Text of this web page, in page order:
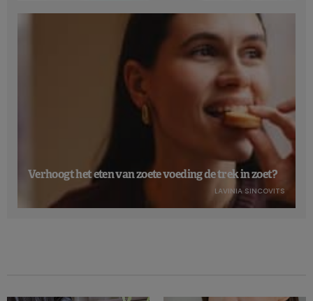
Verhoogt het eten van zoete voeding de trek in zoet?
LAVINIA SINCOVITS